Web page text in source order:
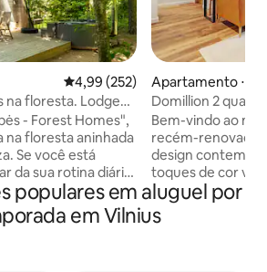
4,99 de uma avaliação média de
4,99 (252)
na floresta. Lodge
- Forest Homes",
na floresta aninhada
Se você está
da sua rotina diária
na natureza com um
família ou sozinho
para você. Ao
Apartamento ⋅
Domillion 2
velha retiro So1d
Bem-vindo ao
recém-renovado
design
toques de cor
Sopeno str 1, o
oferece a
contemporâneo
populares em aluguel por
em Vilnius